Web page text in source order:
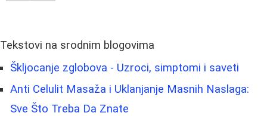
Tekstovi na srodnim blogovima
Škljocanje zglobova - Uzroci, simptomi i saveti
Anti Celulit Masaža i Uklanjanje Masnih Naslaga:
Sve Što Treba Da Znate